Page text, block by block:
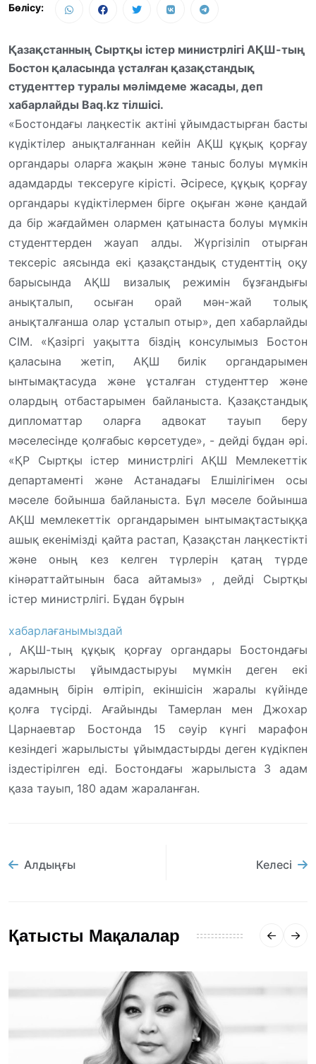
Бөлісу:
Қазақстанның Сыртқы істер министрлігі АҚШ-тың
Бостон қаласында ұсталған қазақстандық
студенттер туралы мәлімдеме жасады, деп
хабарлайды Baq.kz тілшісі.
«Бостондағы лаңкестік актіні ұйымдастырған басты
күдіктілер анықталғаннан кейін АҚШ құқық қорғау
органдары оларға жақын және таныс болуы мүмкін
адамдарды тексеруге кірісті. Әсіресе, құқық қорғау
органдары күдіктілермен бірге оқыған және қандай
да бір жағдаймен олармен қатынаста болуы мүмкін
студенттерден жауап алды. Жүргізіліп отырған
тексеріс аясында екі қазақстандық студенттің оқу
барысында АҚШ визалық режимін бұзғандығы
анықталып, осыған орай мән-жай толық
анықталғанша олар ұсталып отыр», деп хабарлайды
СІМ. «Қазіргі уақытта біздің консулымыз Бостон
қаласына жетіп, АҚШ билік органдарымен
ынтымақтасуда және ұсталған студенттер және
олардың отбастарымен байланыста. Қазақстандық
дипломаттар оларға адвокат тауып беру
мәселесінде қолғабыс көрсетуде», - дейді бұдан әрі.
«ҚР Сыртқы істер министрлігі АҚШ Мемлекеттік
департаменті және Астанадағы Елшілігімен осы
мәселе бойынша байланыста. Бұл мәселе бойынша
АҚШ мемлекеттік органдарымен ынтымақтастыққа
ашық екенімізді қайта растап, Қазақстан лаңкестікті
және оның кез келген түрлерін қатаң түрде
кінәраттайтынын баса айтамыз» , дейді Сыртқы
істер министрлігі. Бұдан бұрын
хабарлағанымыздай
, АҚШ-тың құқық қорғау органдары Бостондағы
жарылысты ұйымдастыруы мүмкін деген екі
адамның бірін өлтіріп, екіншісін жаралы күйінде
қолға түсірді. Ағайынды Тамерлан мен Джохар
Царнаевтар Бостонда 15 сәуір күнгі марафон
кезіндегі жарылысты ұйымдастырды деген күдікпен
іздестірілген еді. Бостондағы жарылыста 3 адам
қаза тауып, 180 адам жараланған.
Алдыңғы Келесі
Қатысты Мақалалар